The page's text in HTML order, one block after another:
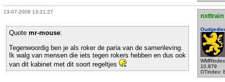
13-07-2008 13:21:27
nxttrain
10.879
OTindex:
Quote mr-mouse:
Tegenwoordig ben je als roker de paria van de samenleving.
Ik walg van mensen die iets tegen rokers hebben en dus ook
van dit kabinet met dit soort regeltjes